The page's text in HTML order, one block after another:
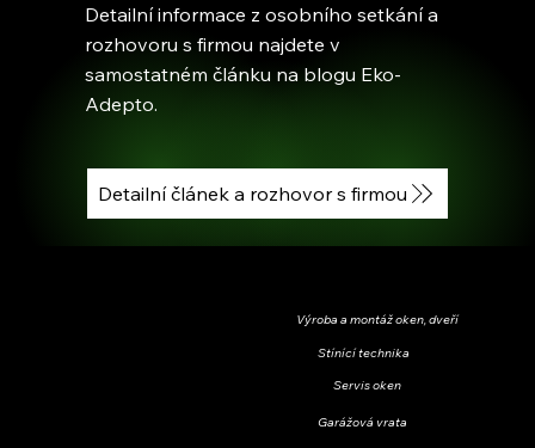
Detailní informace z osobního setkání a
rozhovoru s firmou najdete v
samostatném článku na blogu Eko-
Adepto.
Detailní článek a rozhovor s firmou
Výroba a montáž oken, dveří
Stínící technika
Servis oken
Garážová vrata